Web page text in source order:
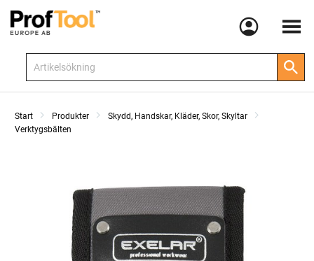
Meny
Start Produkter
Skydd, Handskar, Kläder, Skor, Skyltar
Verktygsbälten